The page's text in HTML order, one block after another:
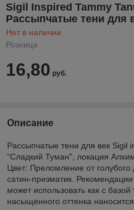
Sigil Inspired Tammy
Рассыпчатые тени для
Нет в наличии
Розница
16,80 руб.
Описание
Рассыпчатые тени для век Sigil
"Сладкий Туман", локация
Цвет: Преломление от
сатин-призматик.
может использовать как с
насыщенного оттенка